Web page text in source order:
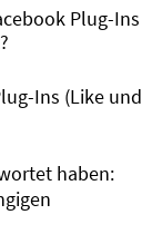
Plug-Ins
Ins (Like und
haben: